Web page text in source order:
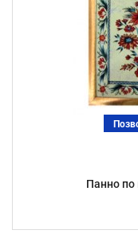
Панно по